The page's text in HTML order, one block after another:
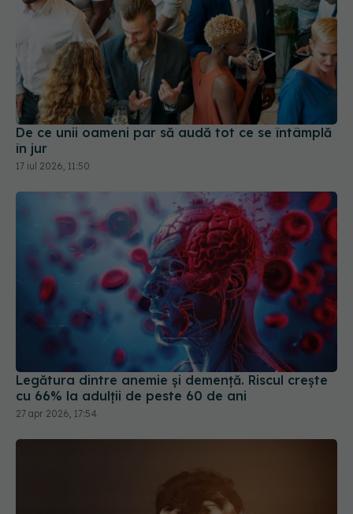
De ce unii oameni par să audă tot ce se întâmplă
în jur
17 iul 2026, 11:50
Legătura dintre anemie și demență. Riscul crește
cu 66% la adulții de peste 60 de ani
27 apr 2026, 17:54